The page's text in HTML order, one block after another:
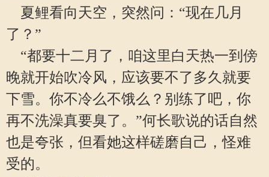
夏鲤看向天空，突然问：“现在几月
了？”
“都要十二月了，咱这里白天热一到傍
晚就开始吹冷风，应该要不了多久就要
下雪。你不冷么不饿么？别练了吧，你
再不洗澡真要臭了。”何长歌说的话自然
也是夸张，但看她这样磋磨自己，怪难
受的。